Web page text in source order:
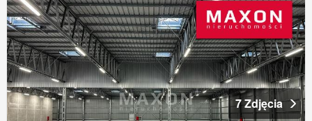
7 Zdjęcia